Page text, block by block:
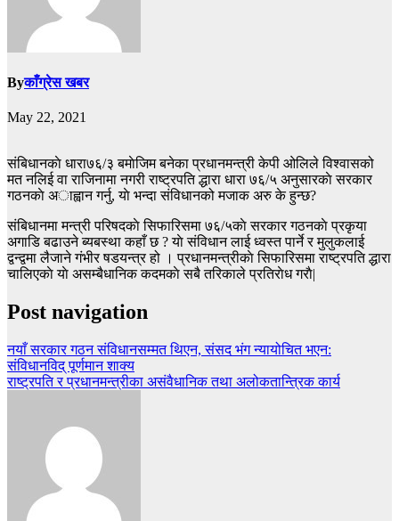
Byकाँग्रेस खबर
May 22, 2021
संबिधानकाे धारा७६/३ बमाेजिम बनेका प्रधानमन्त्री केपी ओलिले विश्वासको
मत नलिई वा राजिनामा नगरी राष्ट्रपति द्धारा धारा ७६/५ अनुसारकाे सरकार
गठनकाे अाह्वान गर्नु, याे भन्दा संविधानको मजाक अरु के हुन्छ?
संबिधानमा मन्त्री परिषदकाे सिफारिसमा ७६/५काे सरकार गठनकाे प्रकृया
अगाडि बढाउने ब्यबस्था कहाँ छ ? याे संविधान लाई ध्वस्त पार्ने र मुलुकलाई
द्वन्द्वमा लैजाने गंभीर षडयन्त्र हो । प्रधानमन्त्रीकाे सिफारिसमा राष्ट्रपति द्धारा
चालिएकाे याे असम्बैधानिक कदमकाे सबै तरिकाले प्रतिराेध गराै|
Post navigation
नयाँ सरकार गठन संविधानसम्मत थिएन, संसद भंग न्यायोचित भएन:
संविधानविद् पूर्णमान शाक्य
राष्ट्रपति र प्रधानमन्त्रीका असंवैधानिक तथा अलोकतान्त्रिक कार्य